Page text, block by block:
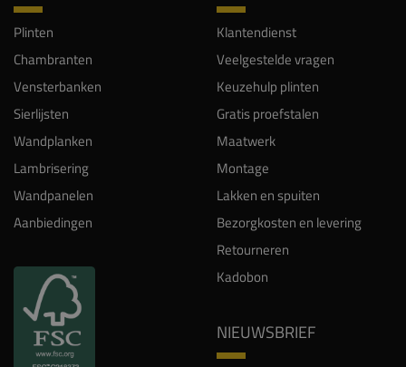
Plinten
Chambranten
Vensterbanken
Sierlijsten
Wandplanken
Lambrisering
Wandpanelen
Aanbiedingen
Klantendienst
Veelgestelde vragen
Keuzehulp plinten
Gratis proefstalen
Maatwerk
Montage
Lakken en spuiten
Bezorgkosten en levering
Retourneren
Kadobon
NIEUWSBRIEF